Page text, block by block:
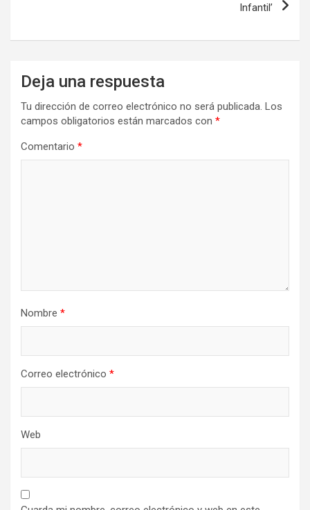
Infantil’
Deja una respuesta
Tu dirección de correo electrónico no será publicada. Los
campos obligatorios están marcados con *
Comentario *
Nombre *
Correo electrónico *
Web